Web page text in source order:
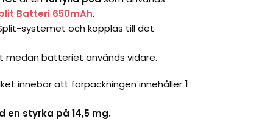
Batteri 650mAh.
systemet och kopplas till det
medan batteriet används vidare.
innebär att förpackningen innehåller1
en styrka på 14,5 mg.